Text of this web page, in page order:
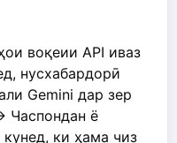
воқеии API иваз
нусхабардорӣ
Gemini дар зер
Часпондан ё
ки ҳама чиз